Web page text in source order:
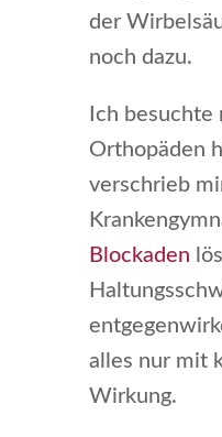
der
noch dazu.
Ich besuchte
Orthopäden
verschrieb
Blockaden
alles nur mit
Wirkung.